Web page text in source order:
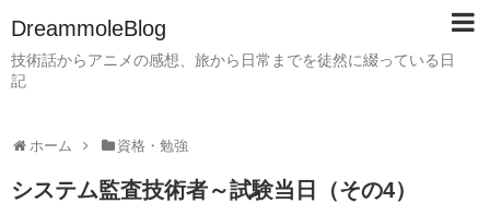
DreammoleBlog
技術話からアニメの感想、旅から日常までを徒然に綴っている日
記
ホーム 資格・勉強
システム監査技術者～試験当日（その4）